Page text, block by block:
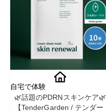
自宅で体験
🌿話題のPDRNスキンケア🌿
【TenderGarden / テンダー